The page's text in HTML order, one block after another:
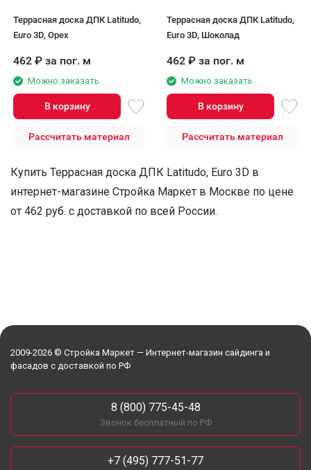
Террасная доска ДПК Latitudo,
Euro 3D, Орех
462 ₽ за пог. м
Можно заказать
В корзину
Рассчитать материал
Террасная доска ДПК Latitudo,
Euro 3D, Шоколад
462 ₽ за пог. м
Можно заказать
В корзину
Рассчитать материал
Купить Террасная доска ДПК Latitudo, Euro 3D в
интернет-магазине Стройка Маркет в Москве по цене
от 462 руб. с доставкой по всей России.
2009-2026 © Стройка Маркет — Интернет-магазин сайдинга и
фасадов с доставкой по РФ
8 (800) 775-45-48
Звонок бесплатный по РФ
+7 (495) 777-51-77